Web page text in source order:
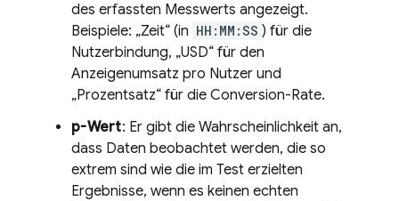
des erfassten Messwerts angezeigt.
Beispiele: „Zeit“ (in HH:MM:SS ) für die
Nutzerbindung, „USD“ für den
Anzeigenumsatz pro Nutzer und
„Prozentsatz“ für die Conversion-Rate.
p-Wert: Er gibt die Wahrscheinlichkeit an,
dass Daten beobachtet werden, die so
extrem sind wie die im Test erzielten
Ergebnisse, wenn es keinen echten